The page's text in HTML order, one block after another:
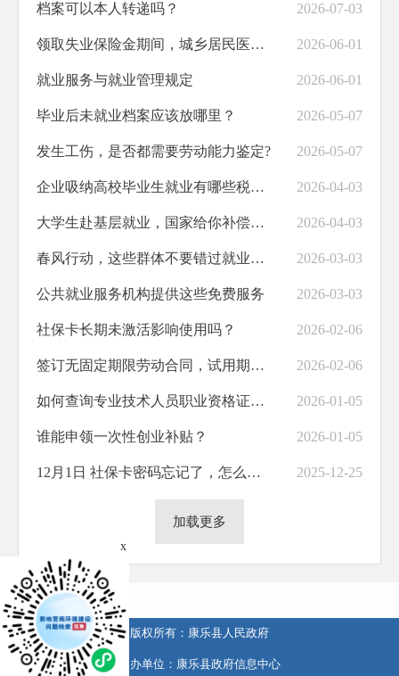
档案可以本人转递吗？ 2026-07-03
领取失业保险金期间，城乡居民医疗保险受影响吗？ 2026-06-01
就业服务与就业管理规定 2026-06-01
毕业后未就业档案应该放哪里？ 2026-05-07
发生工伤，是否都需要劳动能力鉴定? 2026-05-07
企业吸纳高校毕业生就业有哪些税收优惠？ 2026-04-03
大学生赴基层就业，国家给你补偿学费! 2026-04-03
春风行动，这些群体不要错过就业帮扶 2026-03-03
公共就业服务机构提供这些免费服务 2026-03-03
社保卡长期未激活影响使用吗？ 2026-02-06
签订无固定期限劳动合同，试用期应该多久？ 2026-02-06
如何查询专业技术人员职业资格证书？ 2026-01-05
谁能申领一次性创业补贴？ 2026-01-05
12月1日 社保卡密码忘记了，怎么办？ 2025-12-25
加载更多
版权所有：康乐县人民政府
承办单位：康乐县政府信息中心
x